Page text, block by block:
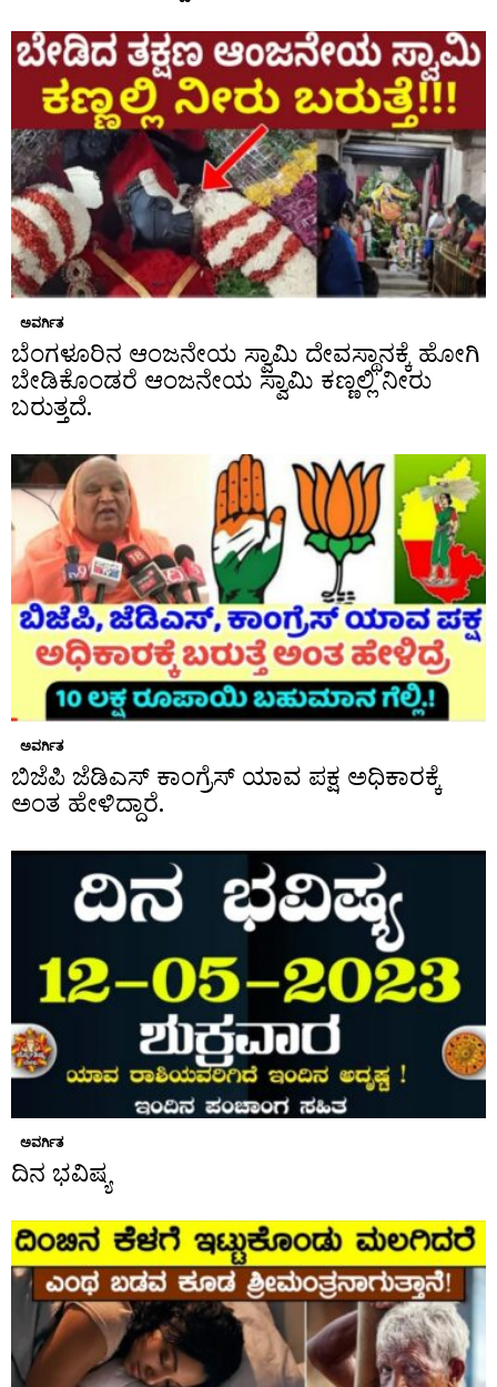
ಅವರ್ಗಿತ
ಬೆಂಗಳೂರಿನ ಆಂಜನೇಯ ಸ್ವಾಮಿ ದೇವಸ್ಥಾನಕ್ಕೆ ಹೋಗಿ
ಬೇಡಿಕೊಂಡರೆ ಆಂಜನೇಯ ಸ್ವಾಮಿ ಕಣ್ಣಲ್ಲಿ ನೀರು
ಬರುತ್ತದೆ.
ಅವರ್ಗಿತ
ಬಿಜೆಪಿ ಜೆಡಿಎಸ್ ಕಾಂಗ್ರೆಸ್ ಯಾವ ಪಕ್ಷ ಅಧಿಕಾರಕ್ಕೆ
ಅಂತ ಹೇಳಿದ್ದಾರೆ.
ಅವರ್ಗಿತ
ದಿನ ಭವಿಷ್ಯ